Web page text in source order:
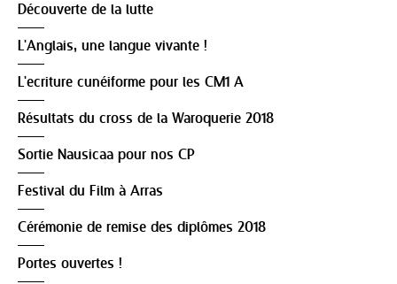
Découverte de la lutte
L'Anglais, une langue vivante !
L'ecriture cunéiforme pour les CM1 A
Résultats du cross de la Waroquerie 2018
Sortie Nausicaa pour nos CP
Festival du Film à Arras
Cérémonie de remise des diplômes 2018
Portes ouvertes !